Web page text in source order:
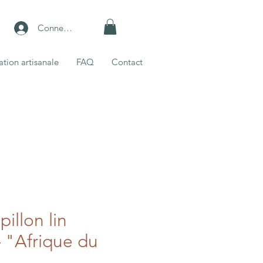
Connexion
artisanale FAQ Contact
lin
"Afrique du